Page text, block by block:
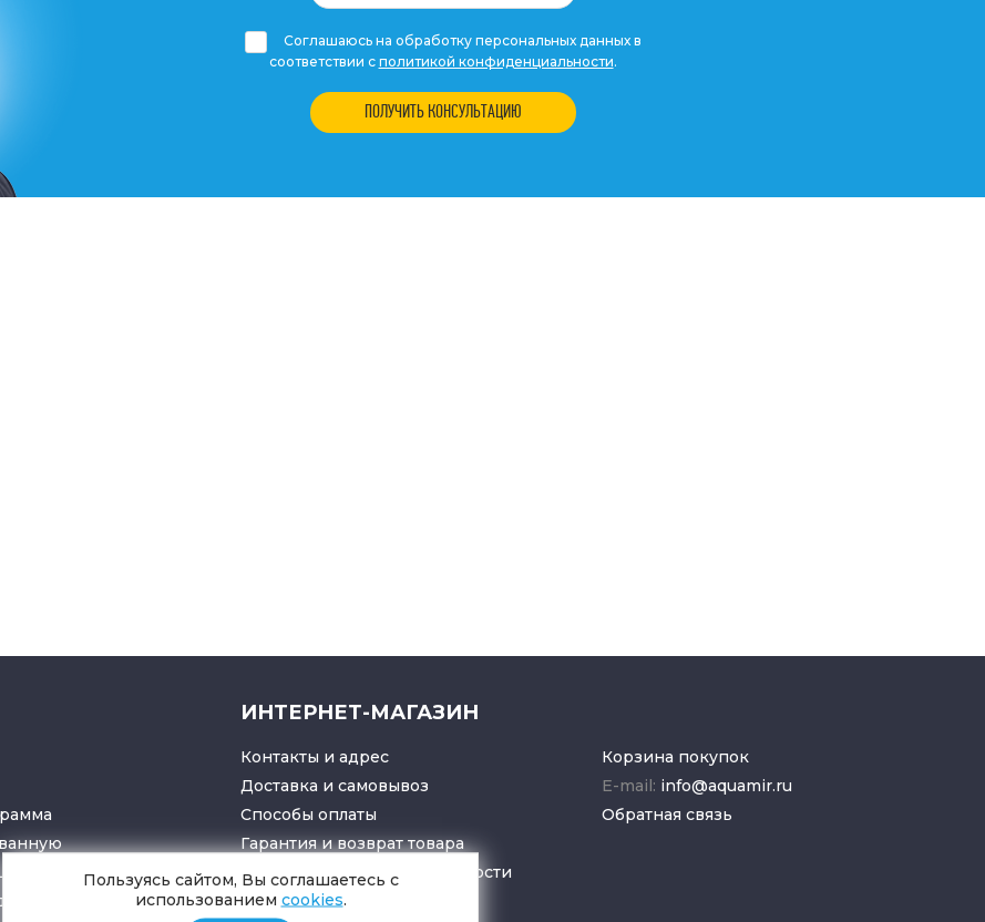
Соглашаюсь на обработку персональных данных в
соответствии с политикой конфиденциальности.
ПОЛУЧИТЬ КОНСУЛЬТАЦИЮ
санузлов
ИНТЕРНЕТ-МАГАЗИН
Контакты и адрес
Доставка и самовывоз
Способы оплаты
Гарантия и возврат товара
Политика конфиденциальности
Корзина покупок
E-mail: info@aquamir.ru
Обратная связь
Пользуясь сайтом, Вы соглашаетесь с
использованием cookies.